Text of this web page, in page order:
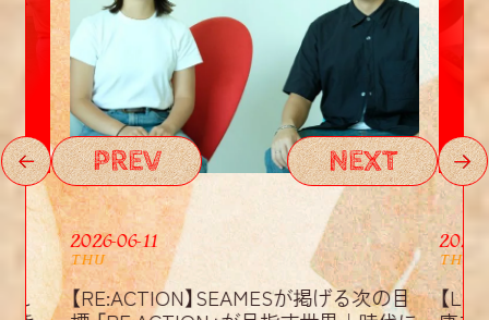
:
:
:
:
PREV
PREV
NEXT
NEXT
し
2026-06-11
THU
【RE:ACTION】SEAMESが掲げる次の目
THU
【
RE:
RE:
RE:
RE: